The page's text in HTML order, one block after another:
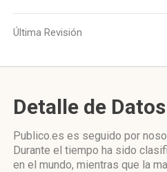
Última Revisión
Detalle de
Publico.es es seguido por
Durante el tiempo ha sido
en el mundo, mientras que la